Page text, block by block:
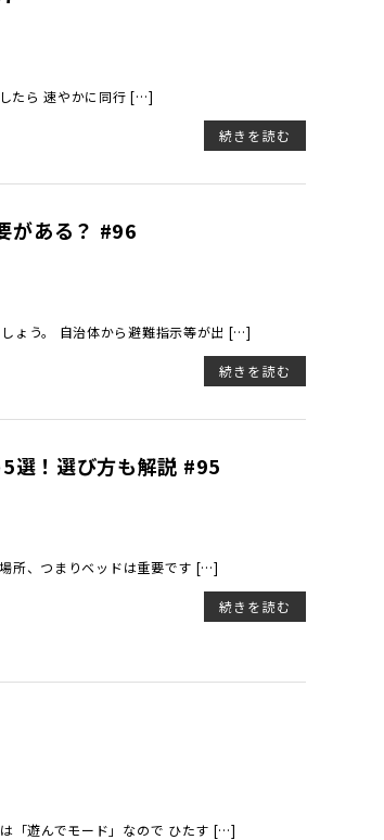
たら 速やかに同行 […]
続きを読む
がある？ #96
ょう。 自治体から避難指示等が出 […]
続きを読む
選！選び方も解説 #95
所、つまりベッドは重要です […]
続きを読む
「遊んでモード」なので ひたす […]